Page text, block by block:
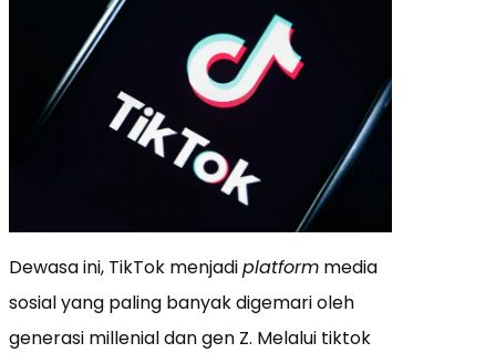
Dewasa ini, TikTok menjadiplatform media
sosial yang paling banyak digemari oleh
generasi millenial dan gen Z. Melalui tiktok